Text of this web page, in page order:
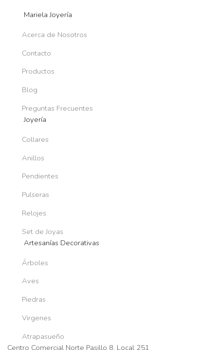
Mariela Joyería
Acerca de Nosotros
Contacto
Productos
Blog
Preguntas Frecuentes
Joyería
Collares
Anillos
Pendientes
Pulseras
Relojes
Set de Joyas
Artesanías Decorativas
Árboles
Aves
Piedras
Virgenes
Atrapasueño
Centro Comercial Norte Pasillo 8, Local 251